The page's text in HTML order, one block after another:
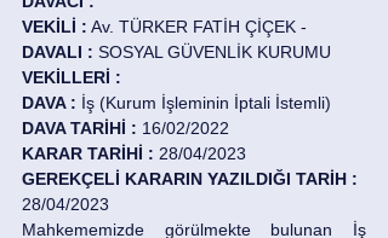
VEKİLİ : Av. TÜRKER FATİH ÇİÇEK -
DAVALI : SOSYAL GÜVENLİK KURUMU
VEKİLLERİ :
DAVA : İş (Kurum İşleminin İptali İstemli)
DAVA TARİHİ : 16/02/2022
KARAR TARİHİ : 28/04/2023
GEREKÇELİ KARARIN YAZILDIĞI TARİH :
28/04/2023
Mahkememizde görülmekte bulunan İş